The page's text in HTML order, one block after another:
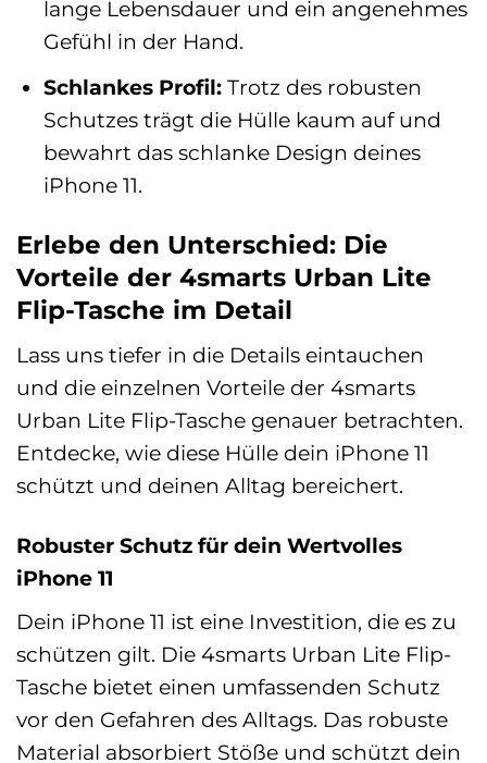
lange Lebensdauer und ein angenehmes
Gefühl in der Hand.
Schlankes Profil: Trotz des robusten
Schutzes trägt die Hülle kaum auf und
bewahrt das schlanke Design deines
iPhone 11.
Erlebe den Unterschied: Die
Vorteile der 4smarts Urban Lite
Flip-Tasche im Detail
Lass uns tiefer in die Details eintauchen
und die einzelnen Vorteile der 4smarts
Urban Lite Flip-Tasche genauer betrachten.
Entdecke, wie diese Hülle dein iPhone 11
schützt und deinen Alltag bereichert.
Robuster Schutz für dein Wertvolles
iPhone 11
Dein iPhone 11 ist eine Investition, die es zu
schützen gilt. Die 4smarts Urban Lite Flip-
Tasche bietet einen umfassenden Schutz
vor den Gefahren des Alltags. Das robuste
Material absorbiert Stöße und schützt dein